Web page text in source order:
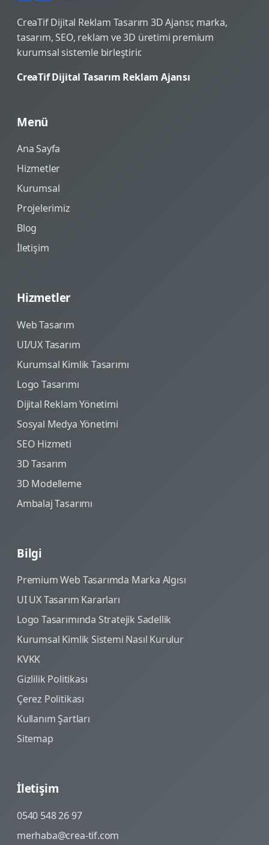
CreaTif Dijital Reklam Tasarım 3D Ajansı; marka,
tasarım, SEO, reklam ve 3D üretimi premium
kurumsal sistemle birleştirir.
CreaTif Dijital Tasarım Reklam Ajansı
Menü
Ana Sayfa
Hizmetler
Kurumsal
Projelerimiz
Blog
İletişim
Hizmetler
Web Tasarım
UI/UX Tasarım
Kurumsal Kimlik Tasarımı
Logo Tasarımı
Dijital Reklam Yönetimi
Sosyal Medya Yönetimi
SEO Hizmeti
3D Tasarım
3D Modelleme
Ambalaj Tasarımı
Bilgi
Premium Web Tasarımda Marka Algısı
UI UX Tasarım Kararları
Logo Tasarımında Stratejik Sadellik
Kurumsal Kimlik Sistemi Nasıl Kurulur
KVKK
Gizlilik Politikası
Çerez Politikası
Kullanım Şartları
Sitemap
İletişim
0540 548 26 97
merhaba@crea-tif.com